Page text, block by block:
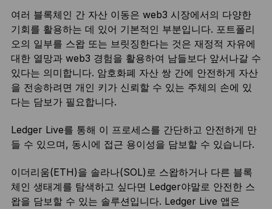
여러 블록체인 간 자산 이동은 web3 시장에서의 다양한
기회를 활용하는 데 있어 기본적인 부분입니다. 포트폴리
오의 일부를 스왑 또는 브릿징한다는 것은 재정적 자유에
대한 열망과 web3 경험을 활용하여 남들보다 앞서나갈 수
있다는 의미합니다. 암호화폐 자산 쌍 간에 안전하게 자산
을 전송하려면 개인 키가 신뢰할 수 있는 주체의 손에 있
다는 담보가 필요합니다.
Ledger Live를 통해 이 프로세스를 간단하고 안전하게 만
들 수 있으며, 동시에 접근 용이성을 담보할 수 있습니다.
이더리움(ETH)을 솔라나(SOL)로 스왑하거나 다른 블록
체인 생태계를 탐색하고 싶다면 Ledger야말로 안전한 스
왑을 담보할 수 있는 솔루션입니다. Ledger Live 앱은